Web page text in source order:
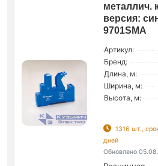
металлич.
версия:
9701SMA
Артикул:
Бренд:
Длина, м:
Ширина, м:
Высота, м:
1316 шт.,
дней
Обновлено